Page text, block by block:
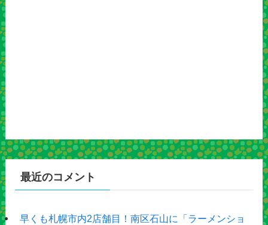
最近のコメント
早くも札幌市内2店舗目！南区石山に「ラーメンショ